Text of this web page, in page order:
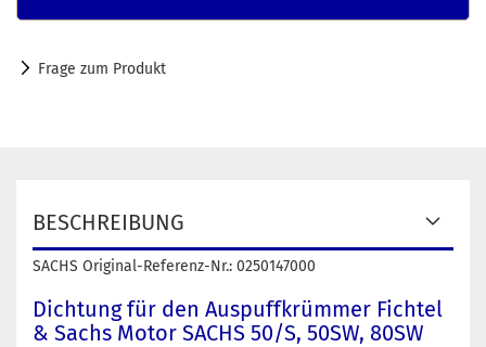
Frage zum Produkt
BESCHREIBUNG
SACHS Original-Referenz-Nr.: 0250147000
Dichtung für den Auspuffkrümmer Fichtel
& Sachs Motor SACHS 50/S, 50SW, 80SW